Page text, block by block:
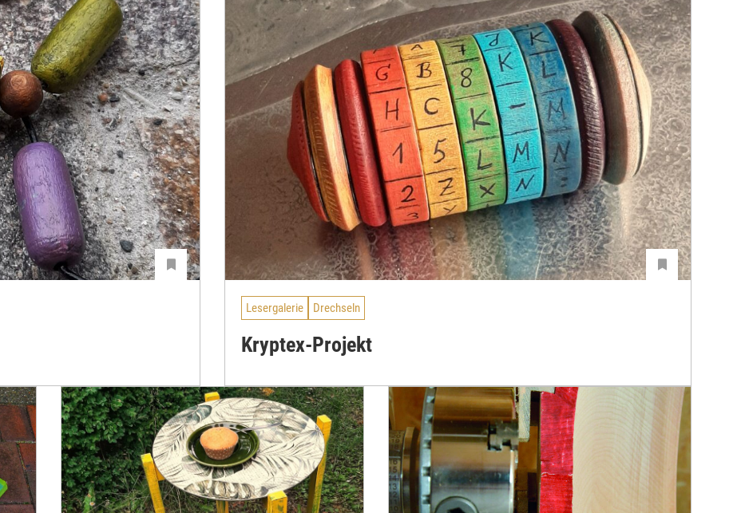
Lesergalerie Drechseln
Kryptex-Projekt